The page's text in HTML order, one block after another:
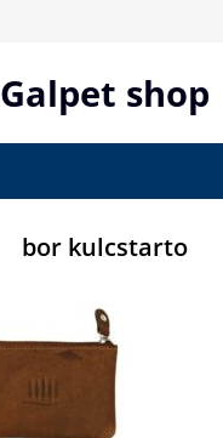
Galpet shop
bor kulcstarto